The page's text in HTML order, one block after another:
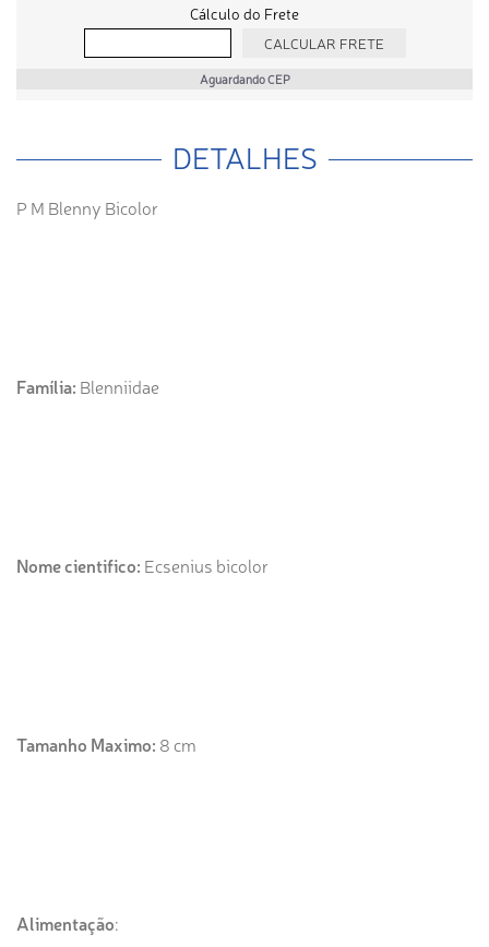
Cálculo do Frete
Aguardando CEP
DETALHES
P M Blenny Bicolor
Família: Blenniidae
Nome cientifico: Ecsenius bicolor
Tamanho Maximo: 8 cm
Alimentação: